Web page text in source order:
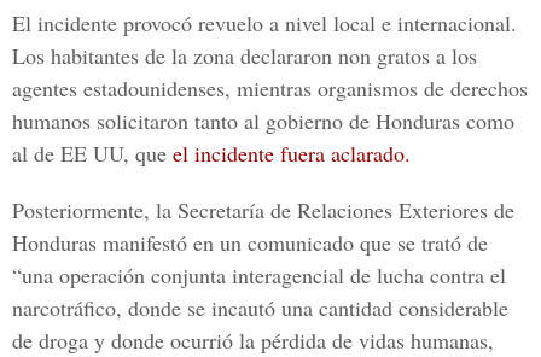
El incidente provocó revuelo a nivel local e internacional.
Los habitantes de la zona declararon non gratos a los
agentes estadounidenses, mientras organismos de derechos
humanos solicitaron tanto al gobierno de Honduras como
al de EE UU, que el incidente fuera aclarado.
Posteriormente, la Secretaría de Relaciones Exteriores de
Honduras manifestó en un comunicado que se trató de
“una operación conjunta interagencial de lucha contra el
narcotráfico, donde se incautó una cantidad considerable
de droga y donde ocurrió la pérdida de vidas humanas,